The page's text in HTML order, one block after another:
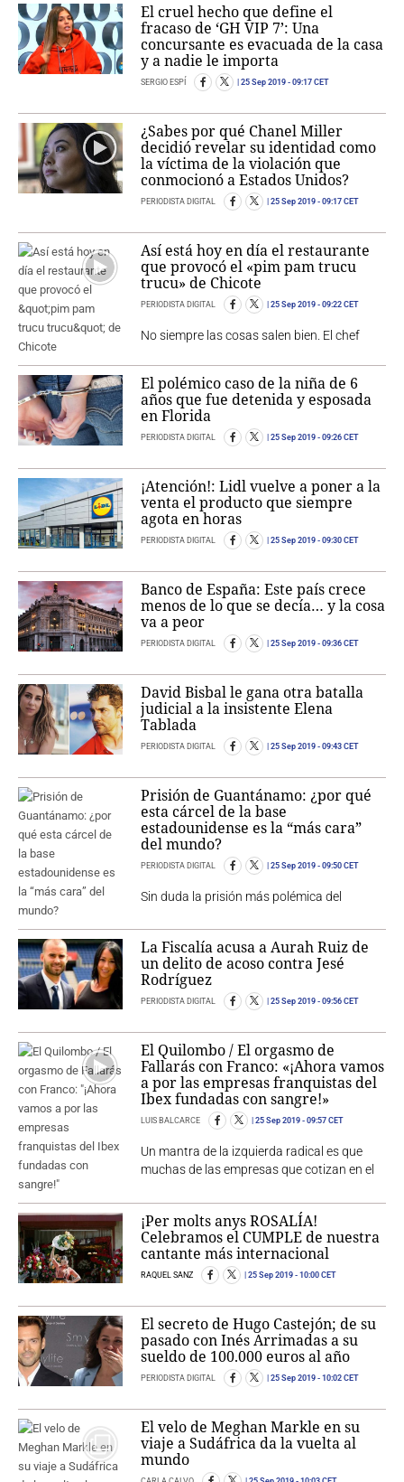
El cruel hecho que define el
fracaso de ‘GH VIP 7’: Una
concursante es evacuada de la casa
y a nadie le importa
SERGIO ESPÍ 25 Sep 2019 - 09:17 CET
¿Sabes por qué Chanel Miller
decidió revelar su identidad como
la víctima de la violación que
conmocionó a Estados Unidos?
PERIODISTA DIGITAL 25 Sep 2019 - 09:17 CET
Así está hoy en día el restaurante
que provocó el «pim pam trucu
trucu» de Chicote
PERIODISTA DIGITAL 25 Sep 2019 - 09:22 CET
No siempre las cosas salen bien. El chef
El polémico caso de la niña de 6
años que fue detenida y esposada
en Florida
PERIODISTA DIGITAL 25 Sep 2019 - 09:26 CET
¡Atención!: Lidl vuelve a poner a la
venta el producto que siempre
agota en horas
PERIODISTA DIGITAL 25 Sep 2019 - 09:30 CET
Banco de España: Este país crece
menos de lo que se decía… y la cosa
va a peor
PERIODISTA DIGITAL 25 Sep 2019 - 09:36 CET
David Bisbal le gana otra batalla
judicial a la insistente Elena
Tablada
PERIODISTA DIGITAL 25 Sep 2019 - 09:43 CET
Prisión de Guantánamo: ¿por qué
esta cárcel de la base
estadounidense es la “más cara”
del mundo?
PERIODISTA DIGITAL 25 Sep 2019 - 09:50 CET
Sin duda la prisión más polémica del
La Fiscalía acusa a Aurah Ruiz de
un delito de acoso contra Jesé
Rodríguez
PERIODISTA DIGITAL 25 Sep 2019 - 09:56 CET
El Quilombo / El orgasmo de
Fallarás con Franco: «¡Ahora vamos
a por las empresas franquistas del
Ibex fundadas con sangre!»
LUIS BALCARCE 25 Sep 2019 - 09:57 CET
Un mantra de la izquierda radical es que
muchas de las empresas que cotizan en el
¡Per molts anys ROSALÍA!
Celebramos el CUMPLE de nuestra
cantante más internacional
RAQUEL SANZ 25 Sep 2019 - 10:00 CET
El secreto de Hugo Castejón; de su
pasado con Inés Arrimadas a su
sueldo de 100.000 euros al año
PERIODISTA DIGITAL 25 Sep 2019 - 10:02 CET
El velo de Meghan Markle en su
viaje a Sudáfrica da la vuelta al
mundo